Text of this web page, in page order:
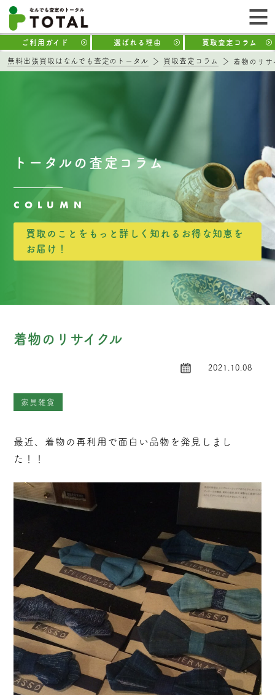
ご利用ガイド 選ばれる理由 買取査定コラム
無料出張買取はなんでも査定のトータル 買取査定コラム 着物のリサ
トータルの査定コラム
COLUMN
買取のことをもっと詳しく知れるお得な知恵を
お届け！
着物のリサイクル
2021.10.08
家具雑貨
最近、着物の再利用で面白い品物を発見しまし
た！！